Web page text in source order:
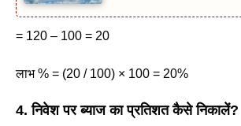
= 120 – 100 = 20
लाभ % = (20 / 100) × 100 = 20%
4. निवेश पर ब्याज का प्रतिशत कैसे निकालें?